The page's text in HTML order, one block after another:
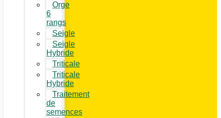
Orge
6
rangs
Seigle
Seigle
Hybride
Triticale
Triticale
Hybride
Traitement
de
semences